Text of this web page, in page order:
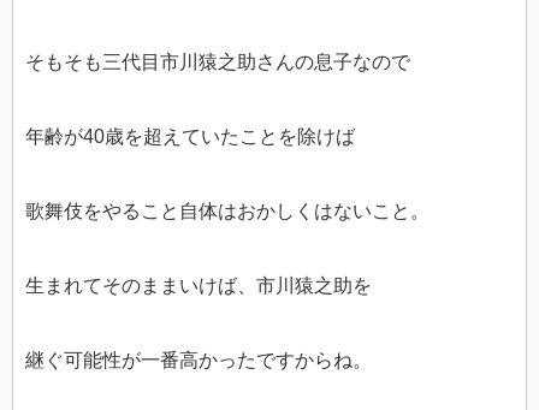
そもそも三代目市川猿之助さんの息子なので
年齢が40歳を超えていたことを除けば
歌舞伎をやること自体はおかしくはないこと。
生まれてそのままいけば、市川猿之助を
継ぐ可能性が一番高かったですからね。